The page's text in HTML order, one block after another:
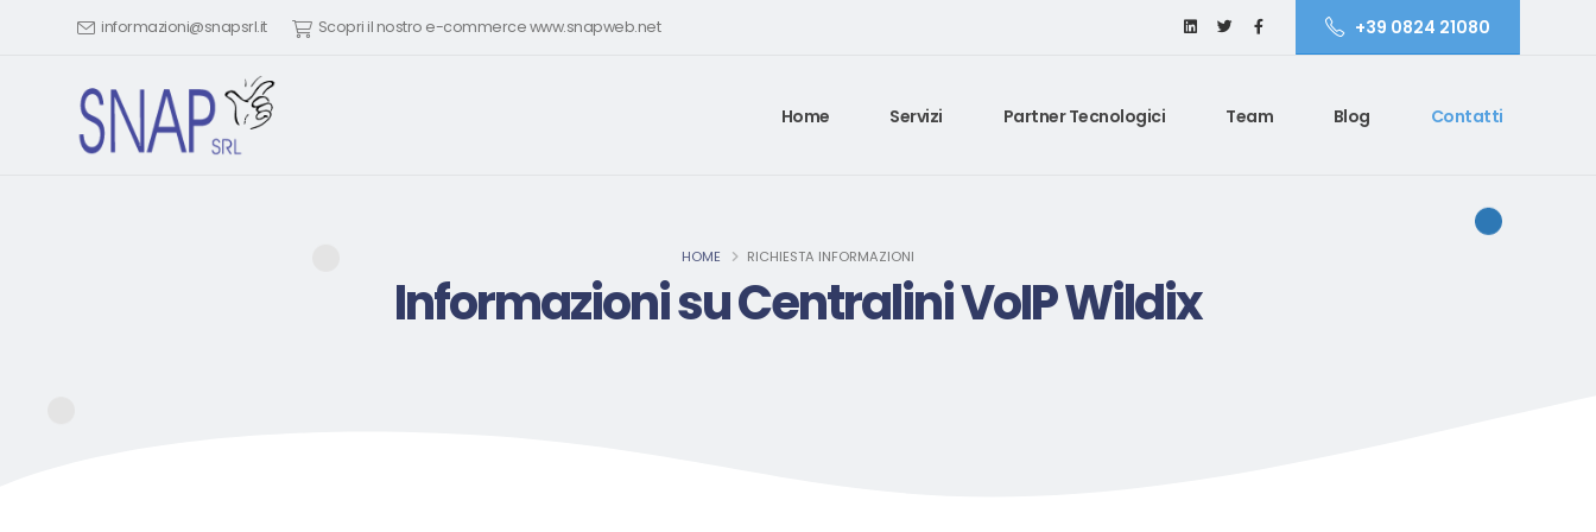
informazioni@snapsrl.it Scopri il nostro e-commerce www.snapweb.net +39 0824 21080
Home Servizi Partner Tecnologici Team Blog Contatti
HOME RICHIESTA INFORMAZIONI
Informazioni su Centralini VoIP Wildix